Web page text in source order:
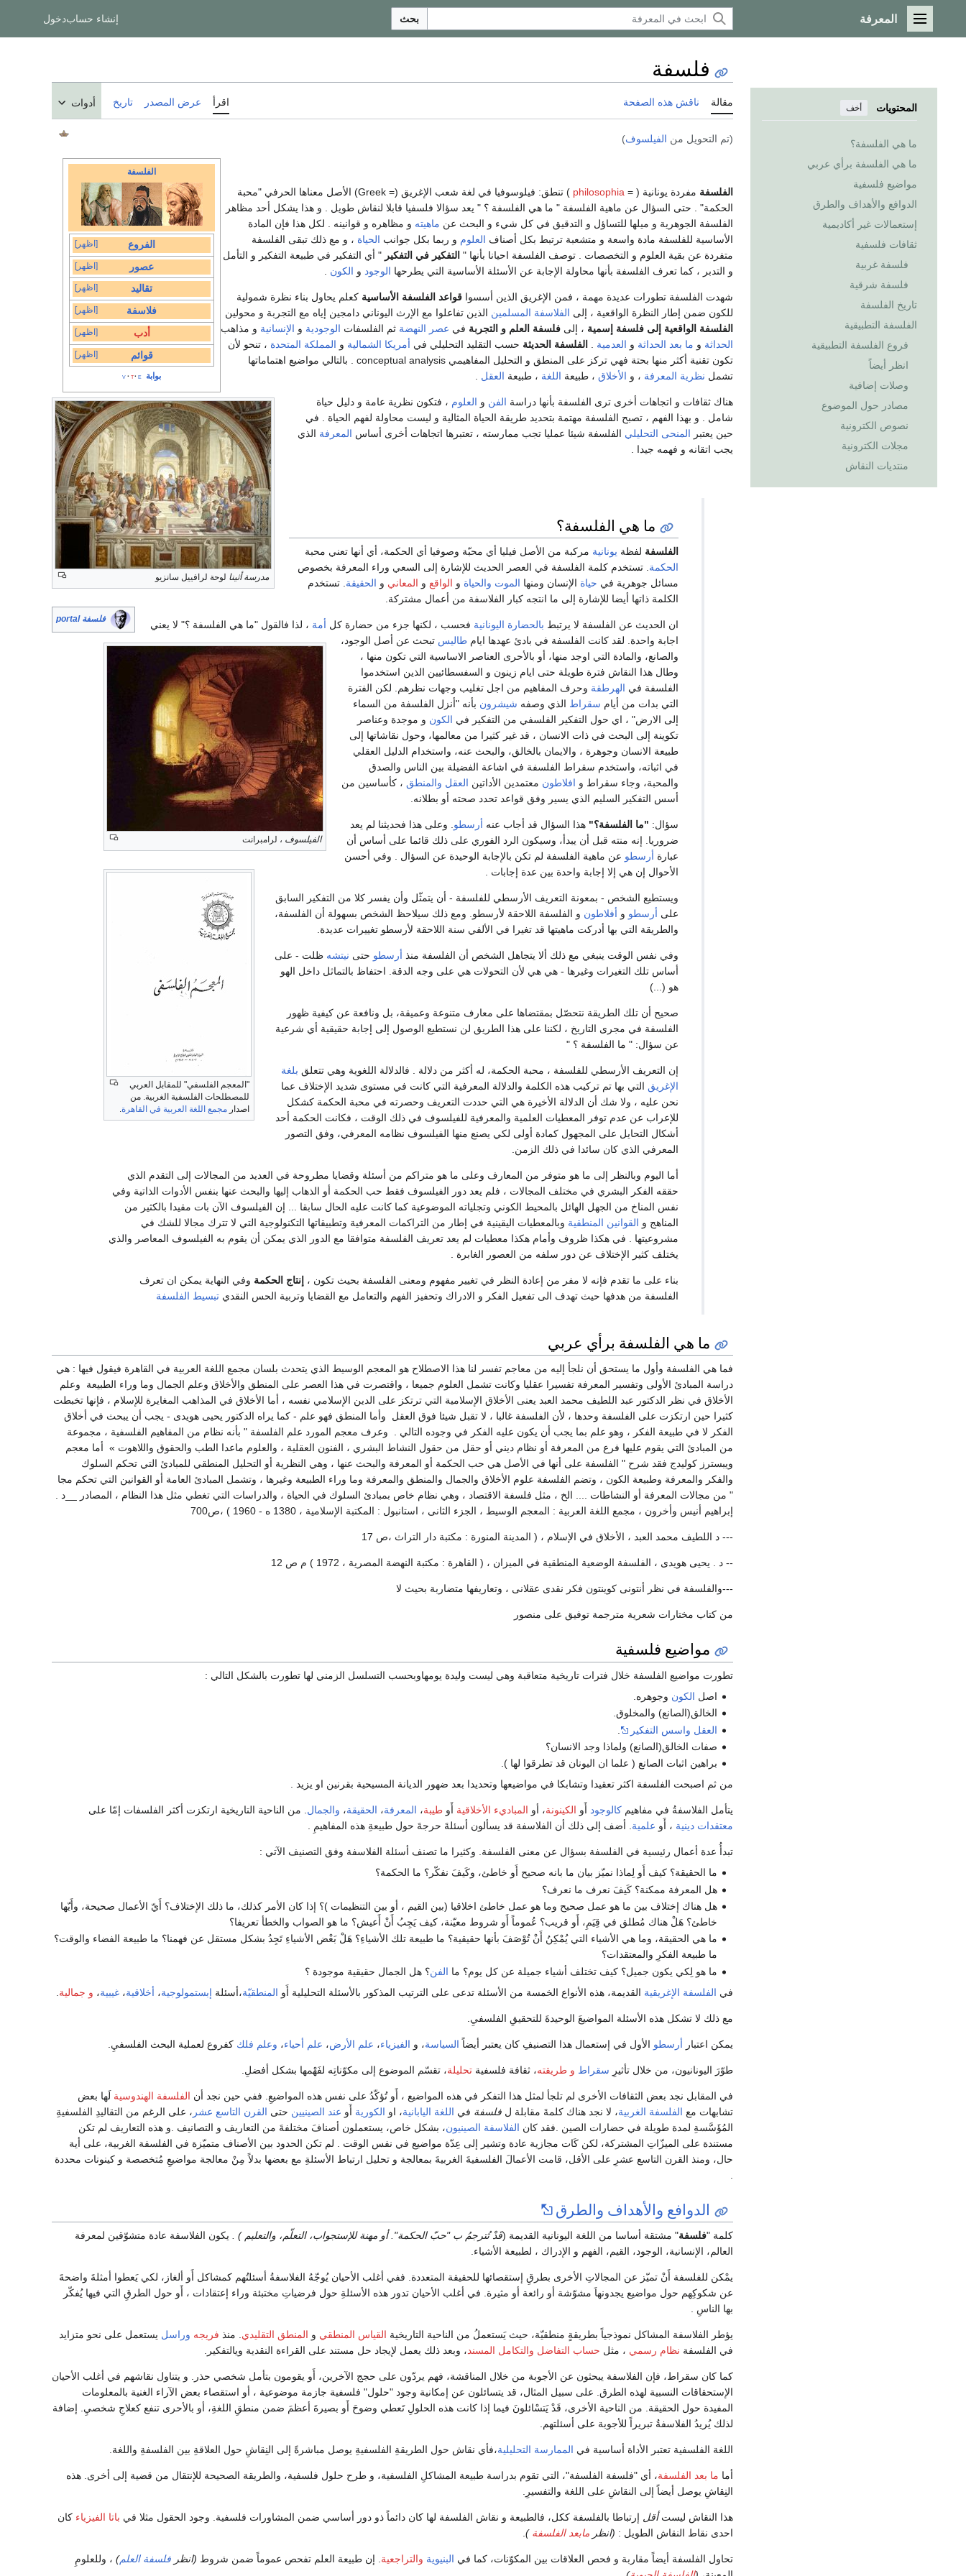
القائمة الرئيسية
المعرفة بحث إنشاء حسابدخول
المحتويات أخف
ما هي الفلسفة؟
ما هي الفلسفة برأي عربي
مواضيع فلسفية
الدوافع والأهداف والطرق
إستعمالات غير أكاديمية
ثقافات فلسفية
فلسفة غربية
فلسفة شرقية
تاريخ الفلسفة
الفلسفة التطبيقية
فروع الفلسفة التطبيقية
انظر أيضاً
وصلات إضافية
مصادر حول الموضوع
نصوص الكترونية
مجلات الكترونية
منتديات النقاش
فلسفة
مقالة ناقش هذه الصفحة اقرأ عرض المصدر تاريخ أدوات
(تم التحويل من الفيلسوف)
الفلسفة
الفروع [اظهر]
عصور [اظهر]
تقاليد [اظهر]
فلاسفة [اظهر]
أدب [اظهر]
قوائم [اظهر]
بوابة v t e
مدرسة أثينا لوحة لرافييل سانزيو
فلسفة portal
الفلسفة مفردة يونانية ( = philosophia
) تنطق: فيلوسوفيا في لغة شعب الإغريق (= Greek) الأصل معناها الحرفي "محبة
الحكمة" . حتى السؤال عن ماهية الفلسفة " ما هي الفلسفة ؟ " يعد سؤالا فلسفيا قابلا لنقاش طويل . و هذا يشكل أحد مظاهر
الفلسفة الجوهرية و ميلها للتساؤل و التدقيق في كل شيء و البحث عن ماهيته و مظاهره و قوانينه . لكل هذا فإن المادة
الأساسية للفلسفة مادة واسعة و متشعبة ترتبط بكل أصناف العلوم و ربما بكل جوانب الحياة ، و مع ذلك تبقى الفلسفة
متفردة عن بقية العلوم و التخصصات . توصف الفلسفة احيانا بأنها " التفكير في التفكير " أي التفكير في طبيعة التفكير و التأمل
و التدبر ، كما تعرف الفلسفة بأنها محاولة الإجابة عن الأسئلة الأساسية التي يطرحها الوجود و الكون
شهدت الفلسفة تطورات عديدة مهمة ، فمن الإغريق الذين أسسوا قواعد الفلسفة الأساسية كعلم يحاول بناء نظرة شمولية
للكون ضمن إطار النظرة الواقعية ، إلى الفلاسفة المسلمين الذين تفاعلوا مع الإرث اليوناني دامجين إياه مع التجربة و محولين
الفلسفة الواقعية إلى فلسفة إسمية ، إلى فلسفة العلم و التجربة في عصر النهضة ثم الفلسفات الوجودية و الإنسانية و مذاهب
الحداثة و ما بعد الحداثة و العدمية الفلسفة الحديثة حسب التقليد التحليلي في أمريكا الشمالية و المملكة المتحدة ، تنحو لأن
تكون تقنية أكثر منها بحتة فهي تركز على المنطق و التحليل المفاهيمي conceptual analysis . بالتالي مواضيع اهتماماتها
تشمل نظرية المعرفة ، و الأخلاق ، طبيعة اللغة ، طبيعة العقل
هناك ثقافات و اتجاهات أخرى ترى الفلسفة بأنها دراسة الفن و العلوم ، فتكون نظرية عامة و دليل حياة
شامل . و بهذا الفهم ، تصبح الفلسفة مهتمة بتحديد طريقة الحياة المثالية و ليست محاولة لفهم الحياة . في
حين يعتبر المنحى التحليلي الفلسفة شيئا عمليا تجب ممارسته ، تعتبرها اتجاهات أخرى أساس المعرفة الذي
يجب اتقانه و فهمه جيدا .
ما هي الفلسفة؟
الفيلسوف ، لرامبرانت
"المعجم الفلسفي" للمقابل العربي
للمصطلحات الفلسفية الغربية. من
اصدار مجمع اللغة العربية في القاهرة.
الفلسفة لفظة يونانية مركبة من الأصل فيليا أي محبّة وصوفيا أي الحكمة، أي أنها تعني محبة
الحكمة. تستخدم كلمة الفلسفة في العصر الحديث للإشارة إلى السعي وراء المعرفة بخصوص
مسائل جوهرية في حياة الإنسان ومنها الموت والحياة و الواقع و المعاني و الحقيقة. تستخدم
الكلمة ذاتها أيضا للإشارة إلى ما انتجه كبار الفلاسفة من أعمال مشتركة.
ان الحديث عن الفلسفة لا يرتبط بالحضارة اليونانية فحسب ، لكنها جزء من حضارة كل أمة ، لذا فالقول "ما هي الفلسفة ؟" لا يعني
اجابة واحدة. لقد كانت الفلسفة في بادئ عهدها ايام طاليس تبحث عن أصل الوجود،
والصانع، والمادة التي اوجد منها، أو بالأحرى العناصر الاساسية التي تكون منها ،
وطال هذا النقاش فترة طويلة حتى ايام زينون و السفسطائيين الذين استخدموا
الفلسفة في الهرطقة وحرف المفاهيم من اجل تغليب وجهات نظرهم. لكن الفترة
التي بدات من أيام سقراط الذي وصفه شيشرون بأنه "أنزل الفلسفة من السماء
إلى الارض" ، اي حول التفكير الفلسفي من التفكير في الكون و موجدة وعناصر
تكوينة إلى البحث في ذات الانسان ، قد غير كثيرا من معالمها، وحول نقاشاتها إلى
طبيعة الانسان وجوهرة ، والايمان بالخالق، والبحث عنه، واستخدام الدليل العقلي
في اثباته، واستخدم سقراط الفلسفة في اشاعة الفضيلة بين الناس والصدق
والمحبة، وجاء سقراط و افلاطون معتمدين الأداتين العقل والمنطق ، كأساسين من
أسس التفكير السليم الذي يسير وفق قواعد تحدد صحته أو بطلانه.
سؤال: "ما الفلسفة؟" هذا السؤال قد أجاب عنه أرسطو. وعلى هذا فحديثنا لم يعد
ضروريا. إنه منته قبل أن يبدأ، وسيكون الرد الفوري على ذلك قائما على أساس أن
عبارة أرسطو عن ماهية الفلسفة لم تكن بالإجابة الوحيدة عن السؤال . وفي أحسن
الأحوال إن هي إلا إجابة واحدة بين عدة إجابات .
ويستطيع الشخص - بمعونة التعريف الأرسطي للفلسفة - أن يتمثّل وأن يفسر كلا من التفكير السابق
على أرسطو و أفلاطون و الفلسفة اللاحقة لأرسطو. ومع ذلك سيلاحظ الشخص بسهولة أن الفلسفة،
والطريقة التي بها أدركت ماهيتها قد تغيرا في الألفي سنة اللاحقة لأرسطو تغييرات عديدة.
وفي نفس الوقت ينبغي مع ذلك ألا يتجاهل الشخص أن الفلسفة منذ أرسطو حتى نيتشه ظلت - على
أساس تلك التغيرات وغيرها - هي هي لأن التحولات هي على وجه الدقة. احتفاظ بالتماثل داخل الهو
هو (...)
صحيح أن تلك الطريقة نتحصّل بمقتضاها على معارف متنوعة وعميقة، بل ونافعة عن كيفية ظهور
الفلسفة في مجرى التاريخ ، لكننا على هذا الطريق لن نستطيع الوصول إلى إجابة حقيقية أي شرعية
عن سؤال: " ما الفلسفة ؟ "
إن التعريف الأرسطي للفلسفة ، محبة الحكمة، له أكثر من دلالة . فالدلالة اللغوية وهي تتعلق بلغة
الإغريق التي بها تم تركيب هذه الكلمة والدلالة المعرفية التي كانت في مستوى شديد الإختلاف عما
نحن عليه ، ولا شك أن الدلالة الأخيرة هي التي حددت التعريف وحصرته في محبة الحكمة كشكل
للإعراب عن عدم توفر المعطيات العلمية والمعرفية للفيلسوف في ذلك الوقت ، فكانت الحكمة أحد
أشكال التحايل على المجهول كمادة أولى لكي يصنع منها الفيلسوف نظامه المعرفي، وفق التصور
المعرفي الذي كان سائدا في ذلك الزمن.
أما اليوم وبالنظر إلى ما هو متوفر من المعارف وعلى ما هو متراكم من أسئلة وقضايا مطروحة في العديد من المجالات إلى التقدم الذي
حققه الفكر البشري في مختلف المجالات ، فلم يعد دور الفيلسوف فقط حب الحكمة أو الذهاب إليها والبحث عنها بنفس الأدوات الذاتية وفي
نفس المناخ من الجهل الهائل بالمحيط الكوني وتجلياته الموضوعية كما كانت عليه الحال سابقا ... إن الفيلسوف الآن بات مقيدا بالكثير من
المناهج و القوانين المنطقية وبالمعطيات اليقينية في إطار من التراكمات المعرفية وتطبيقاتها التكنولوجية التي لا تترك مجالا للشك في
مشروعيتها . في هكذا ظروف وأمام هكذا معطيات لم يعد تعريف الفلسفة متوافقا مع الدور الذي يمكن أن يقوم به الفيلسوف المعاصر والذي
يختلف كثير الإختلاف عن دور سلفه من العصور الغابرة .
بناء على ما تقدم فإنه لا مفر من إعادة النظر في تغيير مفهوم ومعنى الفلسفة بحيث تكون ، إنتاج الحكمة وفي النهاية يمكن ان تعرف
الفلسفة من هدفها حيث تهدف الى تفعيل الفكر و الادراك وتحفيز الفهم والتعامل مع القضايا وتربية الحس النقدي تبسيط الفلسفة
ما هي الفلسفة برأي عربي
فما هي الفلسفة وأول ما يستحق أن نلجأ إليه من معاجم تفسر لنا هذا الاصطلاح هو المعجم الوسيط الذي يتحدث بلسان مجمع اللغة العربية في القاهرة فيقول فيها : هي
دراسة المبادئ الأولى وتفسير المعرفة تفسيرا عقليا وكانت تشمل العلوم جميعا ، واقتصرت في هذا العصر على المنطق والأخلاق وعلم الجمال وما وراء الطبيعة وعلم
الأخلاق في نظر الدكتور عبد اللطيف محمد العبد يعنی الأخلاق الإسلامية التي ترتكز على الدين الإسلامي نفسه ، أما الأخلاق في المذاهب المغايرة للإسلام ، فإنها تخبطت
كثيرا حين ارتكزت على الفلسفة وحدها ، لأن الفلسفة غالبا ، لا تقبل شيئا فوق العقل وأما المنطق فهو علم - كما يراه الدكتور يحيى هويدى - يجب أن يبحث في أخلاق
الفكر لا في طبيعة الفكر ، وهو علم بما يجب أن يكون عليه الفكر في وجوده التالي . وعرف معجم المورد علم الفلسفة " بأنه نظام من المفاهيم الفلسفية ، مجموعة
من المبادئ التي يقوم عليها فرع من المعرفة أو نظام ديني أو حقل من حقول النشاط البشري ، الفنون العقلية ، والعلوم ماعدا الطب والحقوق واللاهوت » أما معجم
ويبسترز كوليدج فقد شرح " الفلسفة على أنها في الأصل هي حب الحكمة أو المعرفة والبحث عنها ، وهي النظرية أو التحليل المنطقي للمبادئ التي تحكم السلوك
والفكر والمعرفة وطبيعة الكون ، وتضم الفلسفة علوم الأخلاق والجمال والمنطق والمعرفة وما وراء الطبيعة وغيرها ، وتشمل المبادئ العامة أو القوانين التي تحكم مجا
" من مجالات المعرفة أو النشاطات .... الخ ، مثل فلسفة الاقتصاد ، وهي نظام خاص بمبادئ السلوك في الحياة ، والدراسات التي تغطي مثل هذا النظام ، المصادر __د .
إبراهيم أنيس وأخرون ، مجمع اللغة العربية : المعجم الوسيط ، الجزء الثانی ، استانبول : المكتبة الإسلامية ، 1380 ه - 1960 ) ،ص700
--- د اللطيف محمد العبد ، الأخلاق في الإسلام ، ( المدينة المنورة : مکتبة دار التراث ،ص 17
-- د . يحيی هویدی ، الفلسفة الوضعية المنطقية في الميزان ، ( القاهرة : مكتبة النهضة المصرية ، 1972 ) م ص 12
---والفلسفة في نظر أنتونی کوینتون فکر نقدی عقلانی ، وتعاريفها متضاربة بحيث لا
من كتاب مختارات شعرية مترجمة توفيق على منصور
مواضيع فلسفية
تطورت مواضيع الفلسفة خلال فترات تاريخية متعاقبة وهي ليست وليدة يومهاوبحسب التسلسل الزمني لها تطورت بالشكل التالي :
اصل الكون وجوهره.
الخالق(الصانع) والمخلوق.
العقل واسس التفكير
صفات الخالق(الصانع) ولماذا وجد الانسان؟
براهين اثبات الصانع ( علما ان اليونان قد تطرقوا لها ).
من ثم اصبحت الفلسفة اكثر تعقيدا وتشابكا في مواضيعها وتحديدا بعد ضهور الديانة المسيحية بقرنين او يزيد .
يتأمل الفلاسفةُ في مفاهيم كالوجود أَو الكينونة، أو المباديء الأخلاقية أَو طيبة، المعرفة، الحقيقة، والجمال. من الناحية التاريخية ارتكزت أكثر الفلسفات إمّا على
معتقدات دينية ، أَو علمية. أضف إلى ذلك أن الفلاسفة قد يسألون أسئلةَ حرجةَ حول طبيعةِ هذه المفاهيمِ .
تبدأُ عدة أعمال رئيسية في الفلسفة بسؤال عن معنى الفلسفة. وكثيرا ما تصنف أسئلة الفلاسفة وفق التصنيف الآتي :
ما الحقيقة؟ كيف أَو لِماذا نميّز بيان ما بانه صحيح أَو خاطئ، وكَيفَ نفكّر؟ ما الحكمة؟
هل المعرفة ممكنة؟ كَيفَ نعرف ما نعرف؟
هل هناك إختلاف بين ما هو عمل صحيح وما هو عمل خاطئ اخلاقيا (بين القيم ، أو بين التنظيمات )؟ إذا كان الأمر كذلك، ما ذلك الإختلاف؟ أَيّ الأعمال صحيحة، وأَيّها
خاطئ؟ هَلْ هناك مُطلق في قِيَمِ، أَو قريب؟ عُموماً أَو شروط معيّنة، كيف يَجِبُ أَنْ أَعيش؟ ما هو الصواب والخطأ تعريفا؟
ما هي الحقيقة، وما هي الأشياء التي يُمْكِنُ أَنْ تُوْصَفَ بأنها حقيقية؟ ما طبيعة تلك الأشياءِ؟ هَلْ بَعْض الأشياءِ تَجِدُ بشكل مستقل عن فهمنا؟ ما طبيعة الفضاء والوقت؟
ما طبيعة الفكرِ والمعتقدات؟
ما هو لِكي يكون جميل؟ كيف تختلف أشياء جميلة عن كل يوم؟ ما الفن؟ هل الجمال حقيقية موجودة ؟
في الفلسفة الإغريقية القديمة، هذه الأنواع الخمسة من الأسئلة تدعى على الترتيب المذكور بالأسئلة التحليلية أَو المنطقيّة،أسئلة إبستمولوجية، أخلاقية، غيبية، و جمالية
مع ذلك لا تشكل هذه الأسئلة المواضيعَ الوحيدةَ للتحقيقِ الفلسفيِ.
يمكن اعتبار أرسطو الأول في إستعمال هذا التصنيفِ كان يعتبر أيضاً السياسة، و الفيزياء، علم الأرض، علم أحياء، وعلم فلك كفروع لعملية البحث الفلسفيِ.
طوّرَ اليونانيون، من خلال تأثيرِ سقراط و طريقته، ثقافة فلسفية تحليلة، تقسّم الموضوع إلى مكوّناتِه لفَهْمها بشكل أفضلِ.
في المقابل نجد بعض الثقافات الأخرى لم تلجأ لمثل هذا التفكر في هذه المواضيع ، أَو تُؤكّدُ على نفس هذه المواضيعِ. ففي حين نجد أن الفلسفة الهندوسية لَها بعض
تشابهات مع الفلسفة الغربية، لا نجد هناك كلمةَ مقابلة ل فلسفة في اللغة اليابانية، او الكورية أَو عند الصينيين حتى القرن التاسع عشر ، على الرغم من التقاليدِ الفلسفيةِ
المُؤَسَّسةِ لمدة طويلة في حضارات الصين .فقد كان الفلاسفة الصينيون، بشكل خاص، يستعملون أصنافَ مختلفةَ من التعاريف و التصانيف .و هذه التعاريف لم تكن
مستندة على الميزّاتِ المشتركة، لكن كَات مجازية عادة وتشير إلى عِدّة مواضيع في نفس الوقت . لم تكن الحدود بين الأصناف متميّزة في الفلسفة الغربية، على أية
حال، ومنذ القرن التاسع عشرِ على الأقل، قامت الأعمالَ الفلسفيةَ الغربيةَ بمعالجة و تحليل ارتباط الأسئلةِ مع بعضها بدلاً مِنْ معالجة مواضيعِ مُتخصصة و كينونات محددة
الدوافع والأهداف والطرق
كلمة "فلسفة" مشتقة أساسا من اللغة اليونانية القديمة (قَدْ تُترجمُ ب "حبّ الحكمة". أو مهنة للإستجواب، التعلّم، والتعليم ) . يكون الفلاسفة عادة متشوّقين لمعرفة
العالم، الإنسانية، الوجود، القيم، الفهم و الإدراك ، لطبيعة الأشياء.
يمْكن للفلسفة أَنْ تميّز عن المجالاتِ الأخرى بطرقِ إستقصائها للحقيقة المتعددة. ففي أغلب الأحيان يُوجّهُ الفلاسفةُ أسئلتُهم كمشاكل أَو ألغاز، لكي يَعطوا أمثلةَ واضحةَ
عن شكوكِهم حول مواضيع يجدونهاَ مشوّشة أو رائعة أو مثيرة. في أغلب الأحيان تدور هذه الأسئلةِ حول فرضياتِ مختبئة وراء إعتقادات ، أَو حول الطرقِ التي فيها يُفكّر
بها الناسِ .
يؤطر الفلاسفة المشاكل نموذجياً بطريقةٍ منطقيّة، حيث يَستعملُ من الناحية التاريخية القياس المنطقي و المنطق التقليدي . منذ فريجه وراسل يستعمل على نحو متزايد
في الفلسفة نظام رسمي ، مثل حساب التفاضل والتكامل المسند، وبعد ذلك يعمل لإيجاد حل مستند على القراءة النقدية ويالتفكير.
كما كان سقراط، فإن الفلاسفة يبحثون عن الأجوبة من خلال المناقشة، فهم يردّون على حجج الآخرين، أَو يقومون بتأمل شخصي حذر. و يتناول نقاشهم في أغلب الأحيان
الإستحقاقات النسبية لهذه الطرق. على سبيل المثال، قد يتسائلون عن إمكانية وجود "حلول" فلسفية جازمة موضوعية ، أو استقصاء بعض الآراء الغنية بالمعلومات
المفيدة حول الحقيقة. من الناحية الأخرى، قَدْ يَتسْائلونَ فيما إذا كانت هذه الحلولِ تَعطي وضوحَ أَو بصيرةَ أعظمَ ضمن منطقِ اللغةِ، أو بالأحرى تنفع كعلاجِ شخصيِ. إضافة
لذلك يُريدُ الفلاسفةُ تبريراً للأجوبة على أسئلتهم.
اللغة الفلسفية تعتبر الأداة أساسية في الممارسة التحليلية،فأي نقاش حول الطريقةِ الفلسفيةِ يوصل مباشرةً إلى النِقاشِ حول العلاقةِ بين الفلسفةِ واللغة.
أما ما بعد الفلسفة، أي "فلسفة الفلسفة"، التي تقوم بدراسة طبيعة المشاكلِ الفلسفية، و طرح حلول فلسفية، والطريقة الصحيحة للإنتقال من قضية إلى أخرى. هذه
النِقاشِ يوصل أيضاً إلى النقاشِ على اللغة والتفسيرِ.
هذا النقاش ليستأقل إرتباطا بالفلسفة ككل، فالطبيعة و نقاش الفلسفة لها كان دائماً ذو دور أساسي ضمن المشاورات فلسفية. وجود الحقول مثلا في باتا الفيزياء كان
احدى نقاط النقاش الطويل : (انظر مابعد الفلسفة)
تحاول الفلسفة أيضاً مقاربة و فحص العلاقات بين المكوّنات، كما في البنيوية والتراجعية . إن طبيعة العلم تفحص عموماً ضمن شروط (انظر فلسفة العلم) ، وللعلومِ